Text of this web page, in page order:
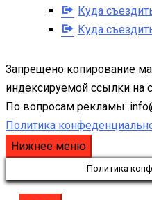
Куда
Куда
Запрещено копирование
индексируемой ссылки на
По вопросам рекламы:
Политика
Нижнее меню
Политика